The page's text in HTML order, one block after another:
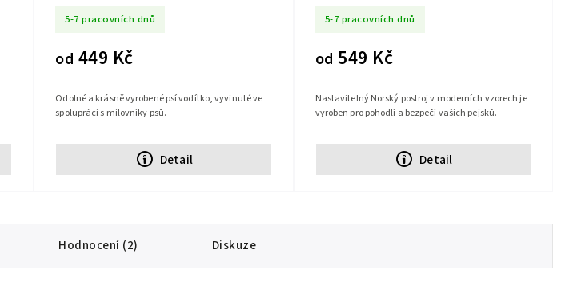
5-7 pracovních dnů
od 449 Kč
Detail
Odolné a krásně vyrobené psí vodítko, vyvinuté ve
spolupráci s milovníky psů.
5-7 pracovních dnů
od 549 Kč
Detail
Nastavitelný Norský postroj v moderních vzorech je
vyroben pro pohodlí a bezpečí vašich pejsků.
Hodnocení (2) Diskuze